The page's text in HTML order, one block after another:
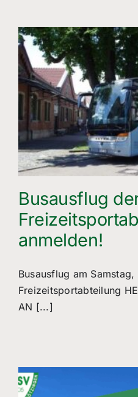
Busausflug
anmelden!
Busausflug am
Freizeitsportabteilung
AN [...]